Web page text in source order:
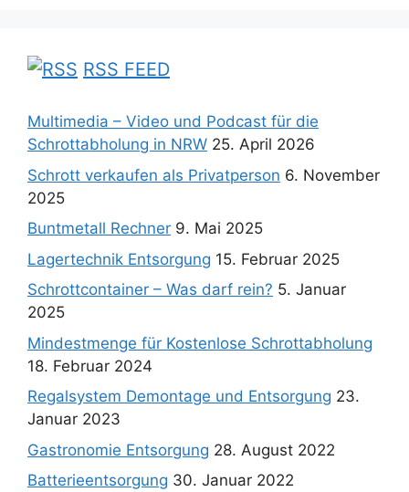
RSS FEED
Multimedia – Video und Podcast für die
Schrottabholung in NRW 25. April 2026
Schrott verkaufen als Privatperson 6. November
2025
Buntmetall Rechner 9. Mai 2025
Lagertechnik Entsorgung 15. Februar 2025
Schrottcontainer – Was darf rein? 5. Januar
2025
Mindestmenge für Kostenlose Schrottabholung
18. Februar 2024
Regalsystem Demontage und Entsorgung 23.
Januar 2023
Gastronomie Entsorgung 28. August 2022
Batterieentsorgung 30. Januar 2022